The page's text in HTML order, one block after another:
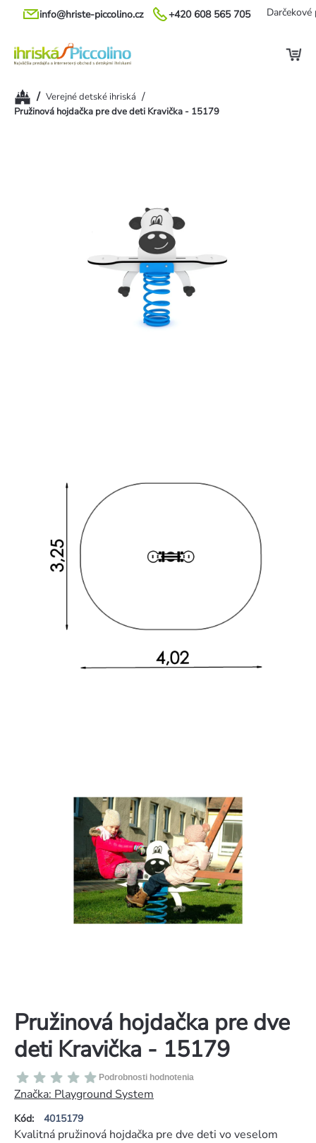
Prejsť
+420 608 565 705
info@hriste-piccolino.cz Darčekové
Domov
/ Verejné detské ihriská /
Pružinová hojdačka pre dve deti Kravička - 15179
Pružinová hojdačka pre dve
deti Kravička - 15179
Kód: 4015179
Priemerné
hodnotenie
produktu
je
Podrobnosti hodnotenia
Značka: Playground System
Kvalitná pružinová hojdačka pre dve deti vo veselom